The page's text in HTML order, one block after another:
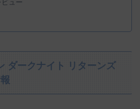
ュー
ダークナイト リターンズ